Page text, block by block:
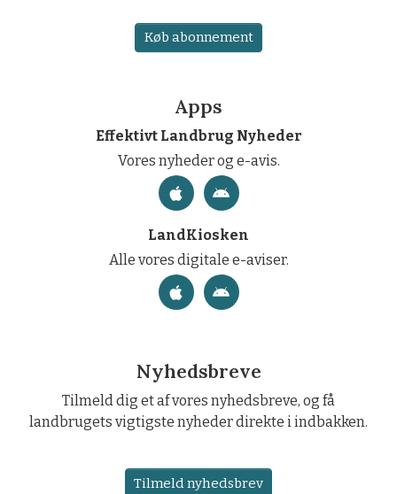
Køb abonnement
Apps
Effektivt Landbrug Nyheder
Vores nyheder og e-avis.
LandKiosken
Alle vores digitale e-aviser.
Nyhedsbreve
Tilmeld dig et af vores nyhedsbreve, og få
landbrugets vigtigste nyheder direkte i indbakken.
Tilmeld nyhedsbrev